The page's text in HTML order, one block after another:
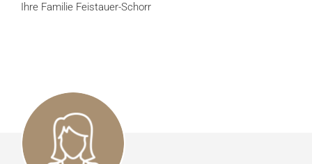
Ihre Familie Feistauer-Schorr